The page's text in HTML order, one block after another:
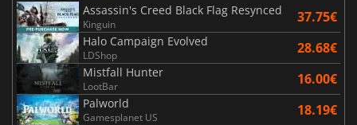
Assassin's Creed Black Flag Resynced
Kinguin 37.75€
Halo Campaign Evolved
LDShop 28.68€
Mistfall Hunter
LootBar 16.00€
Palworld
Gamesplanet US 18.19€